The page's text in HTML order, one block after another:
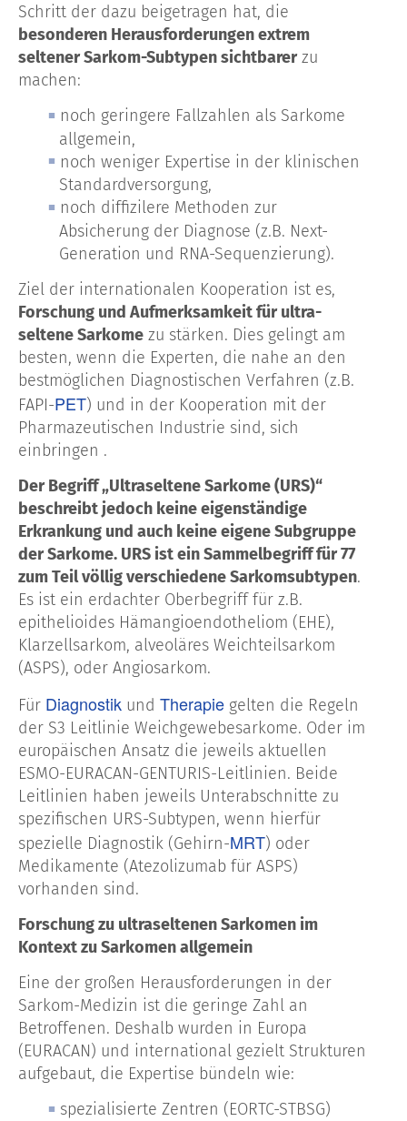
Schritt der dazu beigetragen hat, die
besonderen Herausforderungen extrem
seltener Sarkom-Subtypen sichtbarerzu
machen:
noch geringere Fallzahlen als Sarkome
allgemein,
noch weniger Expertise in der klinischen
Standardversorgung,
noch diffizilere Methoden zur
Absicherung der Diagnose (z.B. Next-
Generation und RNA-Sequenzierung).
Ziel der internationalen Kooperation ist es,
Forschung und Aufmerksamkeit für ultra-
seltene Sarkome zu stärken. Dies gelingt am
besten, wenn die Experten, die nahe an den
bestmöglichen Diagnostischen Verfahren (z.B.
FAPI-PET) und in der Kooperation mit der
Pharmazeutischen Industrie sind, sich
einbringen .
Der Begriff „Ultraseltene Sarkome (URS)“
beschreibt jedoch keine eigenständige
Erkrankung und auch keine eigene Subgruppe
der Sarkome. URS ist ein Sammelbegriff für 77
zum Teil völlig verschiedene Sarkomsubtypen.
Es ist ein erdachter Oberbegriff für z.B.
epithelioides Hämangioendotheliom (EHE),
Klarzellsarkom, alveoläres Weichteilsarkom
(ASPS), oder Angiosarkom.
Für Diagnostik und Therapie gelten die Regeln
der S3 Leitlinie Weichgewebesarkome. Oder im
europäischen Ansatz die jeweils aktuellen
ESMO-EURACAN-GENTURIS-Leitlinien. Beide
Leitlinien haben jeweils Unterabschnitte zu
spezifischen URS-Subtypen, wenn hierfür
spezielle Diagnostik (Gehirn-MRT) oder
Medikamente (Atezolizumab für ASPS)
vorhanden sind.
Forschung zu ultraseltenen Sarkomen im
Kontext zu Sarkomen allgemein
Eine der großen Herausforderungen in der
Sarkom-Medizin ist die geringe Zahl an
Betroffenen. Deshalb wurden in Europa
(EURACAN) und international gezielt Strukturen
aufgebaut, die Expertise bündeln wie:
spezialisierte Zentren (EORTC-STBSG)